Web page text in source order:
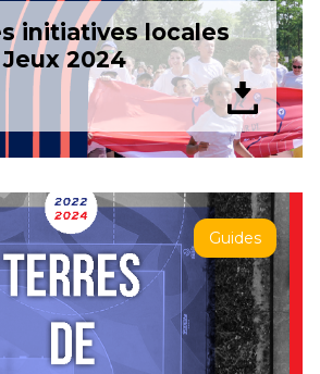
initiatives locales
2024
Guides